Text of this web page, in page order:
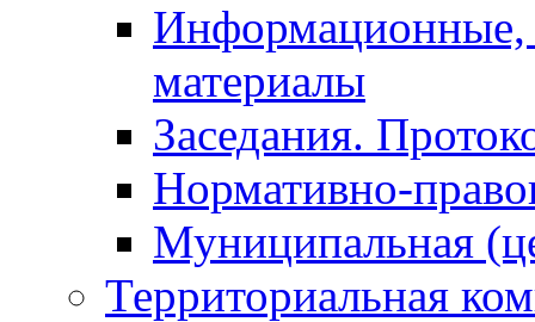
Информационные,
материалы
Заседания.
Нормативно-
Муниципальная
Территориальная